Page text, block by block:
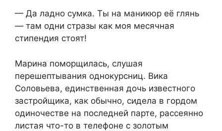
— Да ладно сумка. Ты на маникюр её глянь
— там одни стразы как моя месячная
стипендия стоят!
Марина поморщилась, слушая
перешептывания однокурсниц. Вика
Соловьева, единственная дочь известного
застройщика, как обычно, сидела в гордом
одиночестве на последней парте, рассеянно
листая что-то в телефоне с золотым